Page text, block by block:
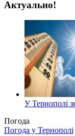
Актуально!
У Тернополі
Погода
Погода у Тернополі